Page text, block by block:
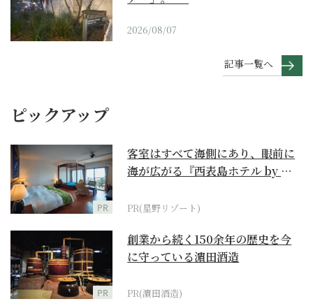
2026/08/07
記事一覧へ
ピックアップ
PR
客室はすべて海側にあり、眼前に
海が広がる『西表島ホテル by 星
PR(星野リゾート)
PR
創業から続く150余年の歴史を今
に守っている濵田酒造
PR(濵田酒造)